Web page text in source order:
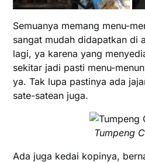
Semuanya memang menu-
sangat mudah didapatkan di
lagi, ya karena yang
sekitar jadi pasti menu-
ya. Tak lupa pastinya ada
sate-satean juga.
Tumpeng
Ada juga kedai kopinya,